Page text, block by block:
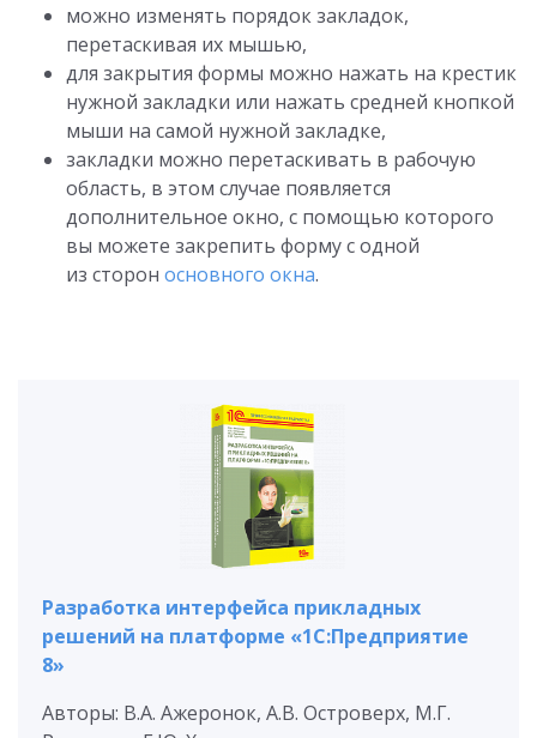
можно изменять порядок закладок,
перетаскивая их мышью,
для закрытия формы можно нажать на крестик
нужной закладки или нажать средней кнопкой
мыши на самой нужной закладке,
закладки можно перетаскивать в рабочую
область, в этом случае появляется
дополнительное окно, с помощью которого
вы можете закрепить форму с одной
из сторон основного окна.
Разработка интерфейса прикладных
решений на платформе «1С:Предприятие
8»
Авторы: В.А. Ажеронок, А.В. Островерх, М.Г.